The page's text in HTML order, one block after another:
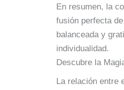
En resumen, la
fusión perfecta
balanceada y
individualidad.
Descubre la
La relación entre